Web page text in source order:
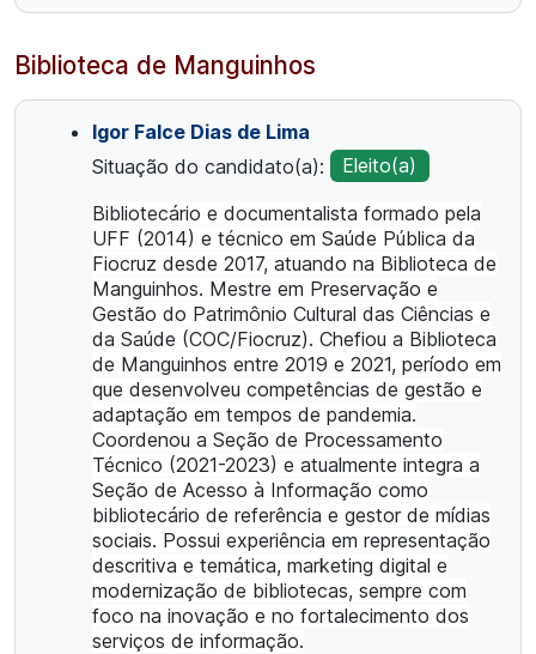
Biblioteca de Manguinhos
Igor Falce Dias de Lima
Situação do candidato(a):
Eleito(a)
Bibliotecário e documentalista formado pela
UFF (2014) e técnico em Saúde Pública da
Fiocruz desde 2017, atuando na Biblioteca de
Manguinhos. Mestre em Preservação e
Gestão do Patrimônio Cultural das Ciências e
da Saúde (COC/Fiocruz). Chefiou a Biblioteca
de Manguinhos entre 2019 e 2021, período em
que desenvolveu competências de gestão e
adaptação em tempos de pandemia.
Coordenou a Seção de Processamento
Técnico (2021-2023) e atualmente integra a
Seção de Acesso à Informação como
bibliotecário de referência e gestor de mídias
sociais. Possui experiência em representação
descritiva e temática, marketing digital e
modernização de bibliotecas, sempre com
foco na inovação e no fortalecimento dos
serviços de informação.